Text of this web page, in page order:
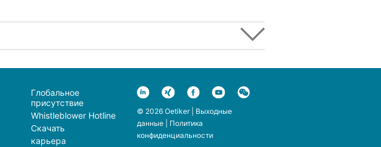
Глобальное
присутствие
Whistleblower Hotline
Скачать
карьера
© 2026 Oetiker | Выходные
данные| Политика
конфиденциальности